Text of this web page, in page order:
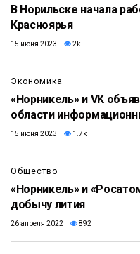
В Норильске начала
Красноярья
15 июня 2023 2k
Экономика
«Норникель» и VK
области
15 июня 2023 1.7k
Общество
«Норникель» и
добычу лития
26 апреля 2022 892